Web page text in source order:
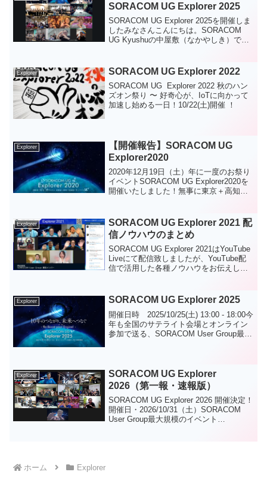
SORACOM UG Explorer 2025
SORACOM UG Explorer 2025を開催しま
したみなさんこんにちは。SORACOM
UG Kyushuの中屋敷（なかやしき）で
SORACOM...
Explorer SORACOM UG Explorer 2022
SORACOM UG Explorer 2022 秋のハン
ズオン祭り 〜 好奇心が、IoTに向かって
加速し始める一日！10/22(土)開催 ！
Explorer
【開催報告】SORACOM UG
Explorer2020
2020年12月19日（土）年に一度のお祭り
イベントSORACOM UG Explorer2020を
開催いたしました！無事に東京＋高知＋
式で実施ができました。ご協力いただい
た皆様、本当にありがとうございまし
た。
Explorer
SORACOM UG Explorer 2021 配
信ノウハウのまとめ
SORACOM UG Explorer 2021はYouTube
Liveにて配信致しましたが、YouTube配
信で活用した各種ノウハウをお伝えしま
Explorer SORACOM UG Explorer 2025
開催日時 2025/10/25(土) 13:00 - 18:00今
年も全国のサテライト会場とオンライン
参加で送る、SORACOM User Group最大
Explorer
SORACOM UG Explorer
2026（第一報・速報版）
SORACOM UG Explorer 2026 開催決定！
開催日・2026/10/31（土）SORACOM
User Group最大規模のイベント
ホーム Explorer